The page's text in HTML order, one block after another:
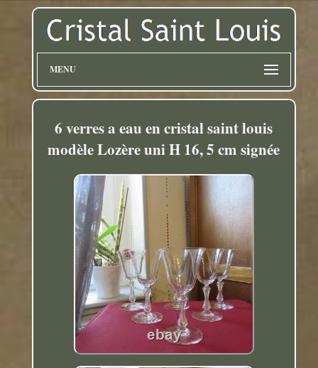
MENU
6 verres a eau en cristal saint louis
modèle Lozère uni H 16, 5 cm signée